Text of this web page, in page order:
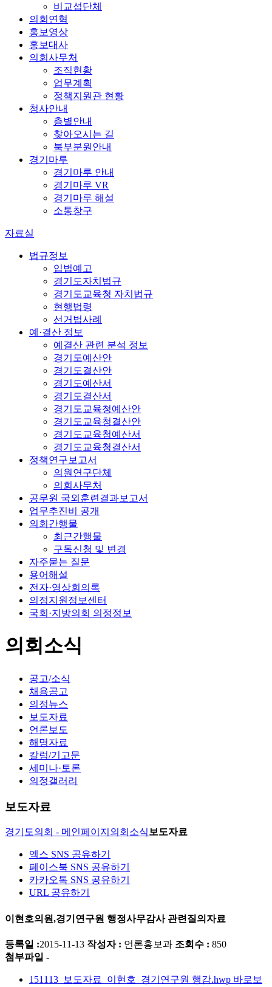
비교섭단체
의회연혁
홍보영상
홍보대사
의회사무처
조직현황
업무계획
정책지원관 현황
청사안내
층별안내
찾아오시는 길
북부분원안내
경기마루
경기마루 안내
경기마루 VR
경기마루 해설
소통창구
자료실
법규정보
입법예고
경기도자치법규
경기도교육청 자치법규
현행법령
선거법사례
예·결산 정보
예결산 관련 분석 정보
경기도예산안
경기도결산안
경기도예산서
경기도결산서
경기도교육청예산안
경기도교육청결산안
경기도교육청예산서
경기도교육청결산서
정책연구보고서
의원연구단체
의회사무처
공무원 국외훈련결과보고서
업무추진비 공개
의회간행물
최근간행물
구독신청 및 변경
자주묻는 질문
용어해설
전자·영상회의록
의정지원정보센터
국회·지방의회 의정정보
의회소식
공고/소식
채용공고
의정뉴스
보도자료
언론보도
해명자료
칼럼/기고문
세미나·토론
의정갤러리
보도자료
경기도의회 - 메인페이지 의회소식보도자료
엑스 SNS 공유하기
페이스북 SNS 공유하기
카카오톡 SNS 공유하기
URL 공유하기
이현호의원,경기연구원 행정사무감사 관련질의자료
등록일 :2015-11-13 작성자 : 언론홍보과 조회수 : 850
첨부파일 -
151113_보도자료_이현호_경기연구원 행감.hwp 바로보